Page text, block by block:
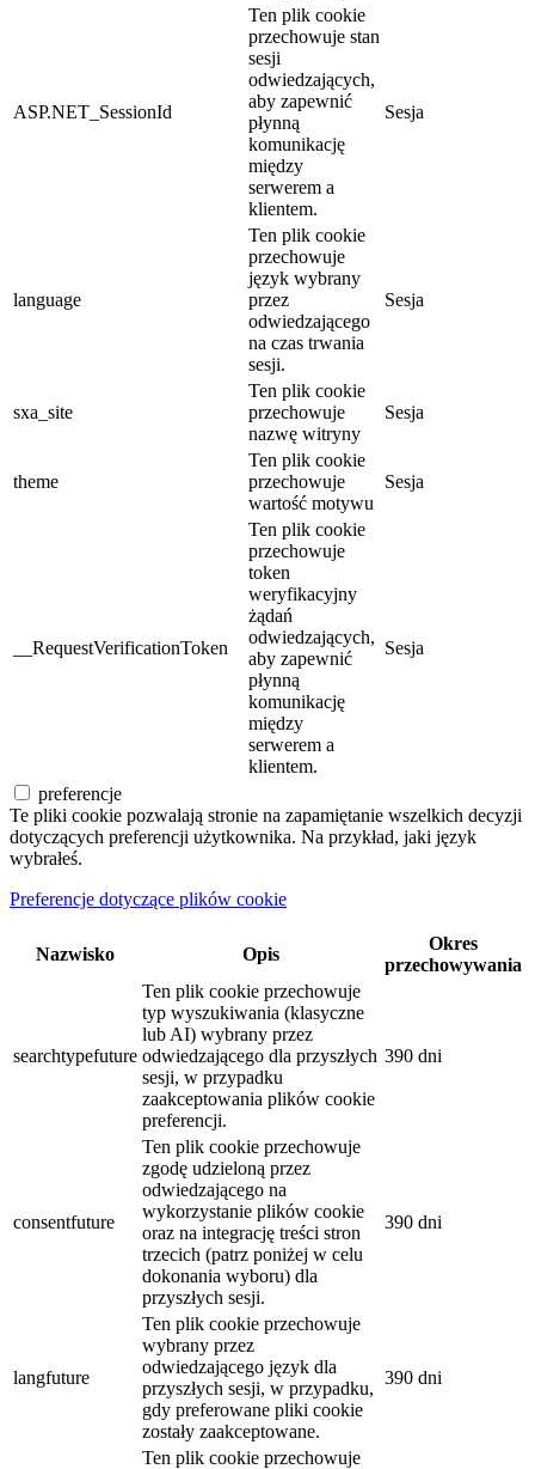
ASP.NET_SessionId
Ten plik cookie
przechowuje stan
sesji
odwiedzających,
aby zapewnić
płynną
komunikację
między
serwerem a
klientem.
Sesja
language
Ten plik cookie
przechowuje
język wybrany
przez
odwiedzającego
na czas trwania
sesji.
Sesja
sxa_site
Ten plik cookie
przechowuje
nazwę witryny
Sesja
theme
Ten plik cookie
przechowuje
wartość motywu
Sesja
__RequestVerificationToken
Ten plik cookie
przechowuje
token
weryfikacyjny
żądań
odwiedzających,
aby zapewnić
płynną
komunikację
między
serwerem a
klientem.
Sesja
preferencje
Te pliki cookie pozwalają stronie na zapamiętanie wszelkich decyzji
dotyczących preferencji użytkownika. Na przykład, jaki język
wybrałeś.
Preferencje dotyczące plików cookie
Nazwisko Opis
Okres
przechowywania
searchtypefuture
Ten plik cookie przechowuje
typ wyszukiwania (klasyczne
lub AI) wybrany przez
odwiedzającego dla przyszłych
sesji, w przypadku
zaakceptowania plików cookie
preferencji.
390 dni
consentfuture
Ten plik cookie przechowuje
zgodę udzieloną przez
odwiedzającego na
wykorzystanie plików cookie
oraz na integrację treści stron
trzecich (patrz poniżej w celu
dokonania wyboru) dla
przyszłych sesji.
390 dni
langfuture
Ten plik cookie przechowuje
wybrany przez
odwiedzającego język dla
przyszłych sesji, w przypadku,
gdy preferowane pliki cookie
zostały zaakceptowane.
390 dni
Ten plik cookie przechowuje